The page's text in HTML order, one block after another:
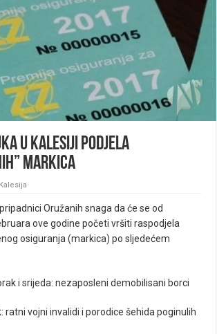
u Kalesiji podjela
markica
Kalesija
Oružanih snaga da će se od
ove godine početi vršiti raspodjela
osiguranja (markica) po sljedećem
i srijeda: nezaposleni demobilisani borci
ratni vojni invalidi i porodice šehida poginulih